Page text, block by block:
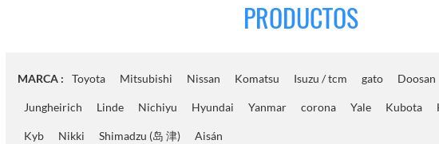
PRODUCTOS
MARCA : Toyota Mitsubishi Nissan Komatsu Isuzu / tcm gato Doosan
Jungheirich Linde Nichiyu Hyundai Yanmar corona Yale Kubota
Kyb Nikki Shimadzu (岛 津) Aisán